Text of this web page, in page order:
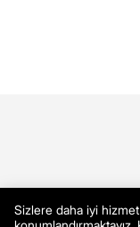
Sizlere daha iyi